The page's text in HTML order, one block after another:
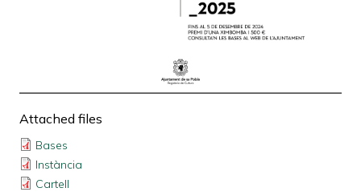
Attached files
Bases
Instància
Cartell